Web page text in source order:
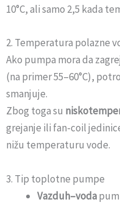
10°C, ali samo 2,5 kada
2. Temperatura polazne
Ako pumpa mora da
(na primer 55–60°C),
smanjuje.
Zbog toga su
grejanje ili fan-coil
nižu temperaturu vode.
3. Tip toplotne pumpe
Vazduh–voda